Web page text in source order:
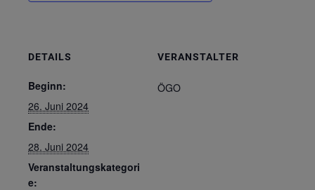
DETAILS
Beginn:
26. Juni 2024
Ende:
28. Juni 2024
Veranstaltungskategori
e:
VERANSTALTER
ÖGO